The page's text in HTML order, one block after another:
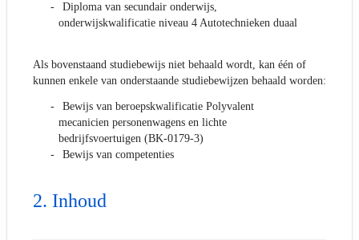
Diploma van secundair onderwijs,
onderwijskwalificatie niveau 4 Autotechnieken duaal
Als bovenstaand studiebewijs niet behaald wordt, kan één of
kunnen enkele van onderstaande studiebewijzen behaald worden:
Bewijs van beroepskwalificatie Polyvalent
mecanicien personenwagens en lichte
bedrijfsvoertuigen (BK-0179-3)
Bewijs van competenties
Inhoud